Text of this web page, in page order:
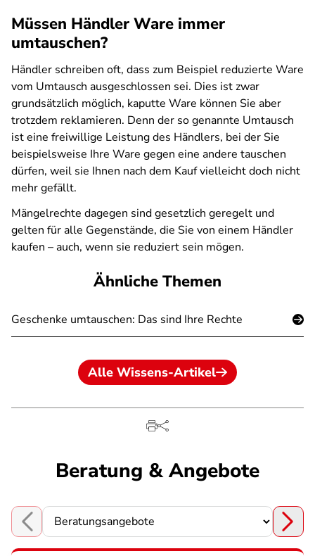
Müssen Händler Ware immer
umtauschen?
Händler schreiben oft, dass zum Beispiel reduzierte Ware
vom Umtausch ausgeschlossen sei. Dies ist zwar
grundsätzlich möglich, kaputte Ware können Sie aber
trotzdem reklamieren. Denn der so genannte Umtausch
ist eine freiwillige Leistung des Händlers, bei der Sie
beispielsweise Ihre Ware gegen eine andere tauschen
dürfen, weil sie Ihnen nach dem Kauf vielleicht doch nicht
mehr gefällt.
Mängelrechte dagegen sind gesetzlich geregelt und
gelten für alle Gegenstände, die Sie von einem Händler
kaufen – auch, wenn sie reduziert sein mögen.
Ähnliche Themen
Geschenke umtauschen: Das sind Ihre Rechte
Alle Wissens-Artikel
Beratung & Angebote
Choose a section